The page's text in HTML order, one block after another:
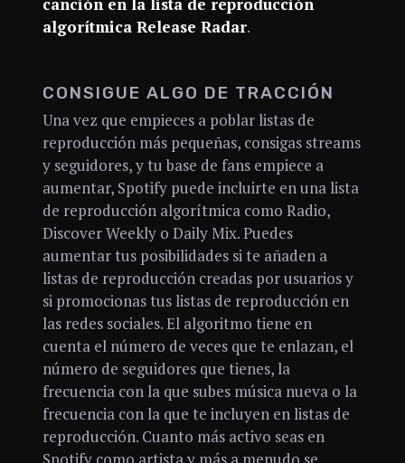
canción en la lista de reproducción
algorítmica Release Radar.
CONSIGUE ALGO DE TRACCIÓN
Una vez que empieces a poblar listas de
reproducción más pequeñas, consigas streams
y seguidores, y tu base de fans empiece a
aumentar, Spotify puede incluirte en una lista
de reproducción algorítmica como Radio,
Discover Weekly o Daily Mix. Puedes
aumentar tus posibilidades si te añaden a
listas de reproducción creadas por usuarios y
si promocionas tus listas de reproducción en
las redes sociales. El algoritmo tiene en
cuenta el número de veces que te enlazan, el
número de seguidores que tienes, la
frecuencia con la que subes música nueva o la
frecuencia con la que te incluyen en listas de
reproducción. Cuanto más activo seas en